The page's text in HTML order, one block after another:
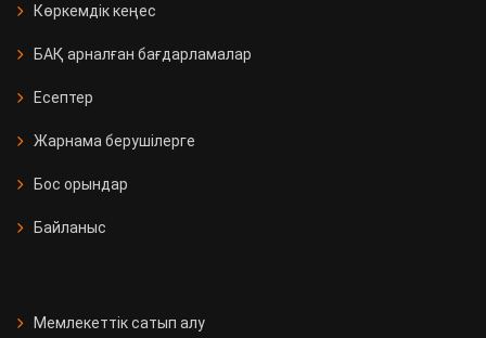
Көркемдік кеңес
БАҚ арналған бағдарламалар
Есептер
Жарнама берушілерге
Бос орындар
Байланыс
Мемлекеттік сатып алу